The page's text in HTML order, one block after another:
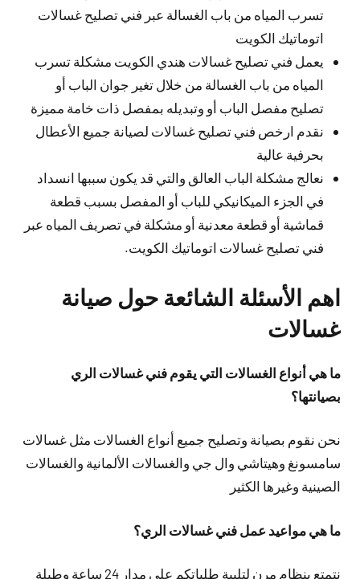
تسرب المياه من باب الغسالة عبر فني تصليح غسالات
اتوماتيك الكويت
يعمل فني تصليح غسالات هندي الكويت مشكلة تسرب
المياه من باب الغسالة من خلال تغير جوان الباب أو
تصليح مفصل الباب أو وتبديله بمفصل ذات خامة مميزة
نقدم ارخص فني تصليح غسالات لصيانة جميع الأعطال
بحرفية عالية
نعالج مشكلة الباب العالق والتي قد يكون سببها انسداد
في الجزء الميكانيكي للباب أو المفصل بسبب قطعة
قماشية أو قطعة معدنية أو مشكلة في تصريف المياه عبر
فني تصليح غسالات اتوماتيك الكويت.
اهم الأسئلة الشائعة حول صيانة
غسالات
ما هي أنواع الغسالات التي يقوم فني غسالات الري
بصيانتها؟
نحن نقوم بصيانة وتصليح جميع أنواع الغسالات مثل غسالات
سامسونغ وهيتاشي وال جي والغسالات الألمانية والغسالات
الصينية وغيرها الكثير
ما هي مواعيد عمل فني غسالات الري؟
نتمتع بنظام مرن لتلبية طلباتكم على مدار 24 ساعة وطيلة